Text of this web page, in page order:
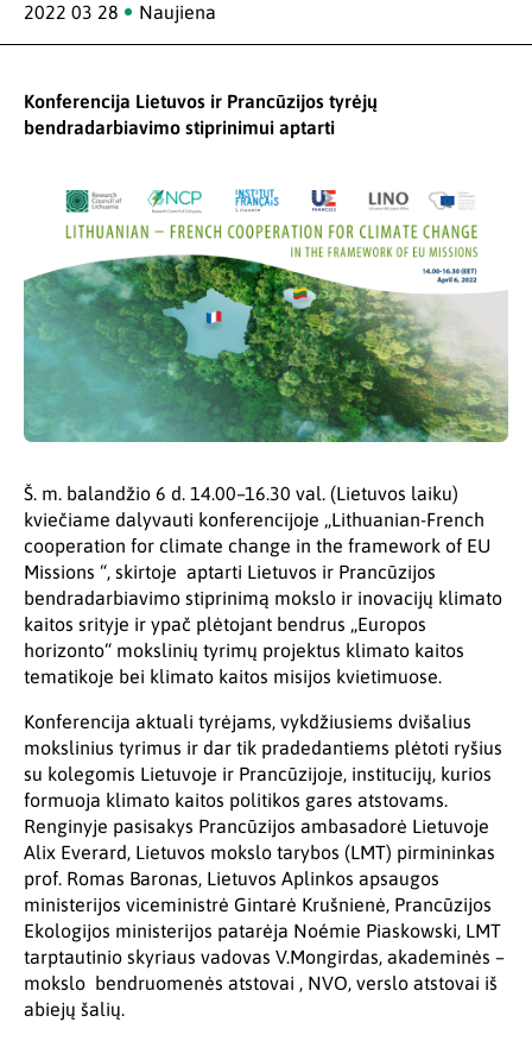
2022 03 28 Naujiena
Konferencija Lietuvos ir Prancūzijos tyrėjų
bendradarbiavimo stiprinimui aptarti
Š. m. balandžio 6 d. 14.00–16.30 val. (Lietuvos laiku)
kviečiame dalyvauti konferencijoje „Lithuanian-French
cooperation for climate change in the framework of EU
Missions “, skirtoje aptarti Lietuvos ir Prancūzijos
bendradarbiavimo stiprinimą mokslo ir inovacijų klimato
kaitos srityje ir ypač plėtojant bendrus „Europos
horizonto“ mokslinių tyrimų projektus klimato kaitos
tematikoje bei klimato kaitos misijos kvietimuose.
Konferencija aktuali tyrėjams, vykdžiusiems dvišalius
mokslinius tyrimus ir dar tik pradedantiems plėtoti ryšius
su kolegomis Lietuvoje ir Prancūzijoje, institucijų, kurios
formuoja klimato kaitos politikos gares atstovams.
Renginyje pasisakys Prancūzijos ambasadorė Lietuvoje
Alix Everard, Lietuvos mokslo tarybos (LMT) pirmininkas
prof. Romas Baronas, Lietuvos Aplinkos apsaugos
ministerijos viceministrė Gintarė Krušnienė, Prancūzijos
Ekologijos ministerijos patarėja Noémie Piaskowski, LMT
tarptautinio skyriaus vadovas V.Mongirdas, akademinės –
mokslo bendruomenės atstovai , NVO, verslo atstovai iš
abiejų šalių.